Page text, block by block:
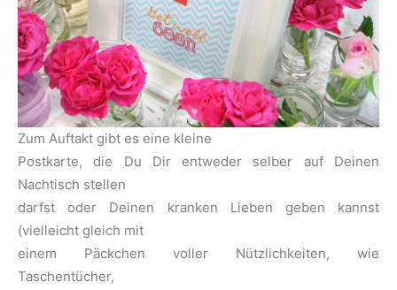
Zum Auftakt gibt es eine kleine
Postkarte, die Du Dir entweder selber auf Deinen
Nachtisch stellen
darfst oder Deinen kranken Lieben geben kannst
(vielleicht gleich mit
einem Päckchen voller Nützlichkeiten, wie
Taschentücher,